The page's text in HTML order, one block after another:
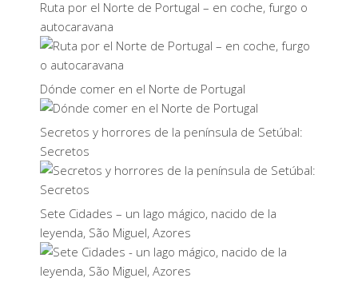
Ruta por el Norte de Portugal – en coche, furgo o
autocaravana
Dónde comer en el Norte de Portugal
Secretos y horrores de la península de Setúbal:
Secretos
Sete Cidades – un lago mágico, nacido de la
leyenda, São Miguel, Azores